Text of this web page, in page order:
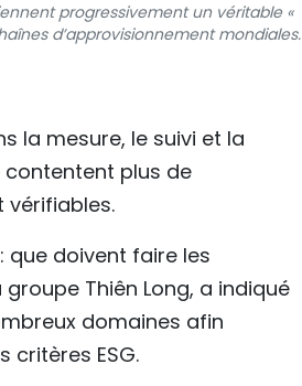
progressivement un véritable «
d’approvisionnement mondiales.
la mesure, le suivi et la
contentent plus de
vérifiables.
que doivent faire les
Thiên Long, a indiqué
domaines afin
critères ESG.